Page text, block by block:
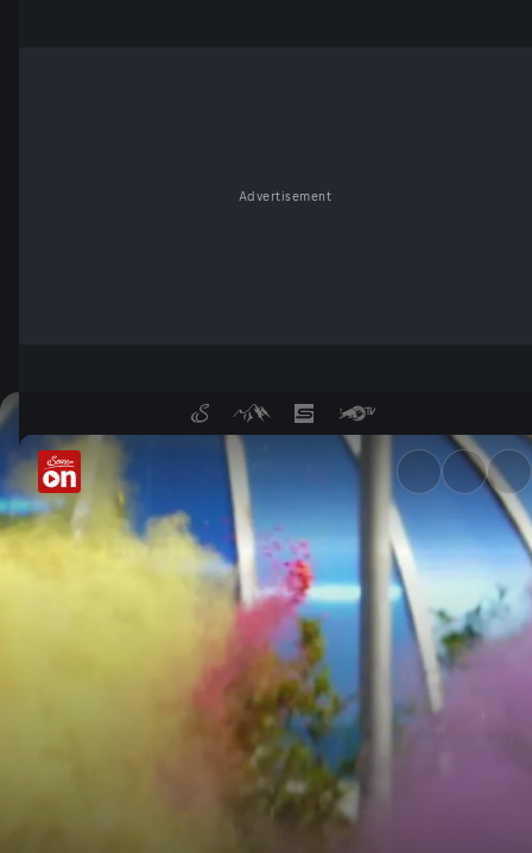
Advertisement
Wie wäre die Welt ohne